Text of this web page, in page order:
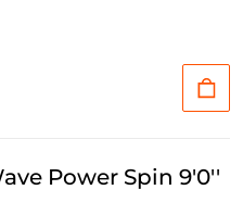
Power Spin 9'0''